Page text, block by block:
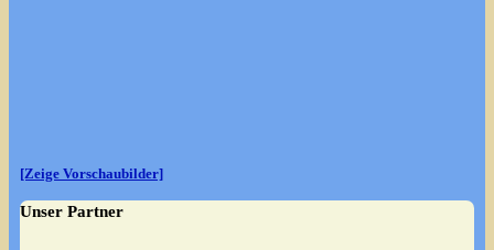
[Zeige Vorschaubilder]
Unser Partner